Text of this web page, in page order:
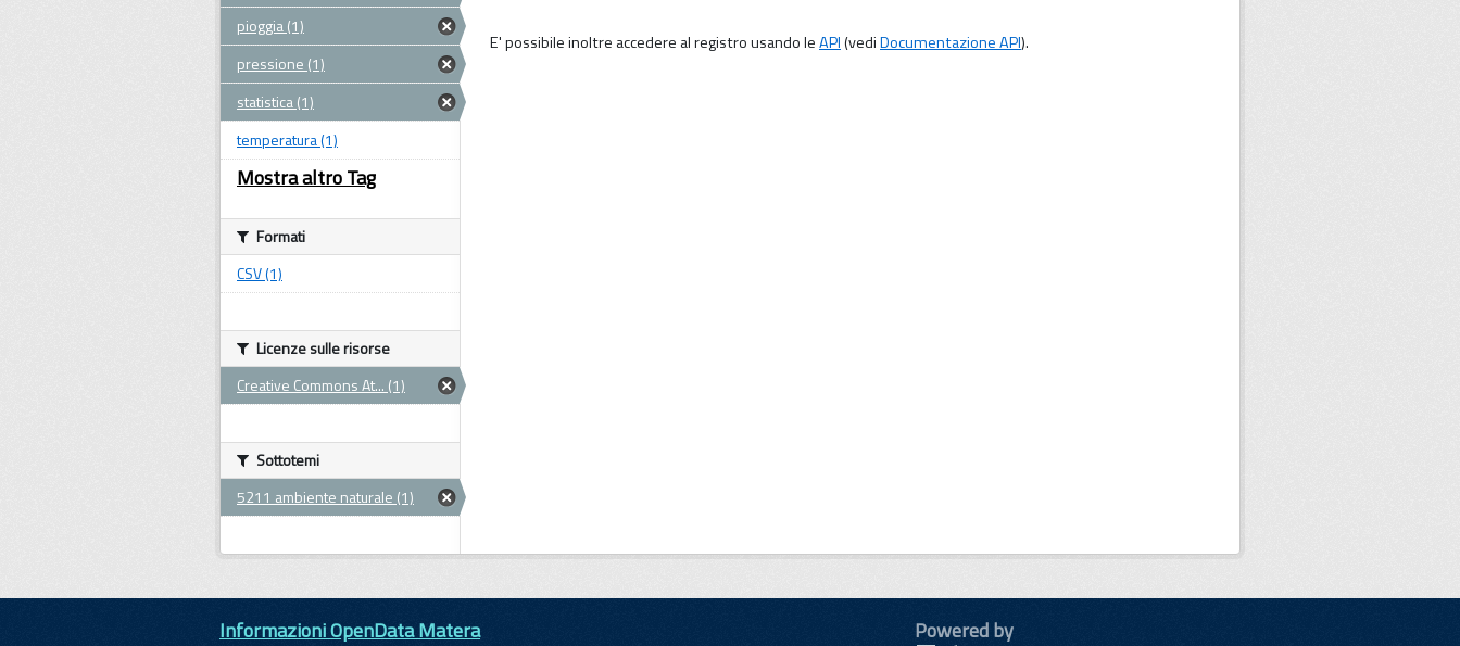
E' possibile inoltre accedere al registro usando leAPI(vediDocumentazione API).
pioggia (1)
pressione (1)
statistica (1)
temperatura (1)
Mostra altro Tag
Formati
CSV (1)
Licenze sulle risorse
Creative Commons At... (1)
Sottotemi
5211 ambiente naturale (1)
Informazioni OpenData Matera
Powered by